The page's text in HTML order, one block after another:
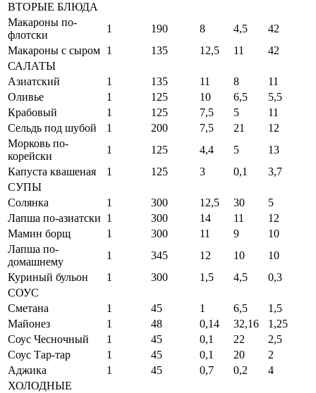
ВТОРЫЕ БЛЮДА
Макароны по-
флотски
1 190 8 4,5
42
Макароны с сыром 1 135 12,5 11
42
САЛАТЫ
Азиатский
1 135 11 8
11
Оливье
1 125 10 6,5
5,5
Крабовый
1 125 7,5 5
11
Сельдь под шубой
1 200 7,5 21
12
Морковь по-
корейски
1 125 4,4 5
13
Капуста квашеная
1 125 3 0,1
3,7
СУПЫ
Солянка
1 300 12,5 30
5
Лапша по-азиатски 1 300 14 11
12
Мамин борщ
1 300 11 9
10
Лапша по-
домашнему
1 345 12 10
10
Куриный бульон
1 300 1,5 4,5
0,3
СОУС
Сметана
1 45 1 6,5
1,5
Майонез
1 48 0,14 32,16
1,25
Соус Чесночный
1 45 0,1 22
2,5
Соус Тар-тар
1 45 0,1 20
2
Аджика
1 45 0,7 0,2
4
ХОЛОДНЫЕ